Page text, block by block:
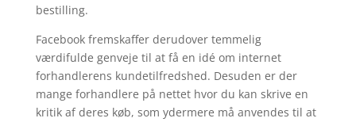
bestilling.
Facebook fremskaffer derudover temmelig
værdifulde genveje til at få en idé om internet
forhandlerens kundetilfredshed. Desuden er der
mange forhandlere på nettet hvor du kan skrive en
kritik af deres køb, som ydermere må anvendes til at